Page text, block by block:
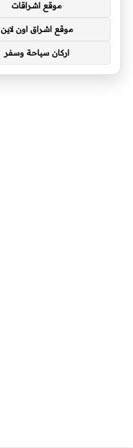
موقع اشراقات
موقع اشراق اون لاين
اركان سياحة وسفر